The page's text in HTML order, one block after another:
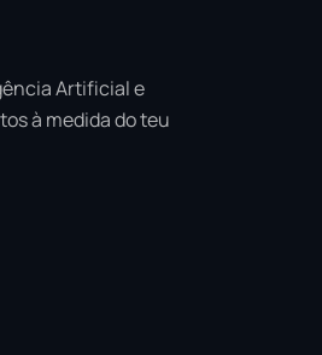
Artificial e
à medida do teu